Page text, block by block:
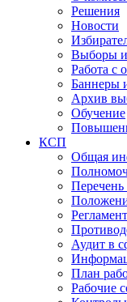
Решения
Новости
Выборы
Работа с
Баннеры
Архив
Обучение
КСП
Общая
Перечень
Аудит в
План
Рабочие